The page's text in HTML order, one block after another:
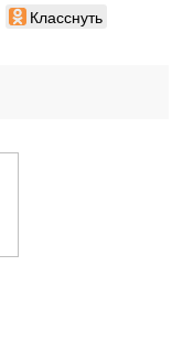
Класснуть